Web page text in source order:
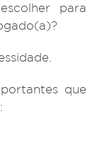
para
que